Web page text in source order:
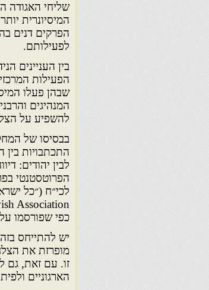
שליחי האגודה
המיסיונרית
הפרקים דנים
לפעילותם.
בין העניינים
הפעילות
שבהן פעלו
המנהיגים
להשפיע על
בבסיסו של
התכתבויות בין
לבין יהודים:
הפרוטסטנטי
כפי שפורסמו
יש להתייחס
מופרזת את
זו. עם זאת, גם
הארגוניים